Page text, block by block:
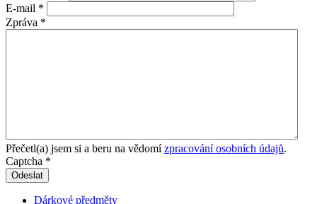
E-mail *
Zpráva *
Přečetl(a) jsem si a beru na vědomízpracování osobních údajů.
Captcha *
Odeslat
Dárkové předměty